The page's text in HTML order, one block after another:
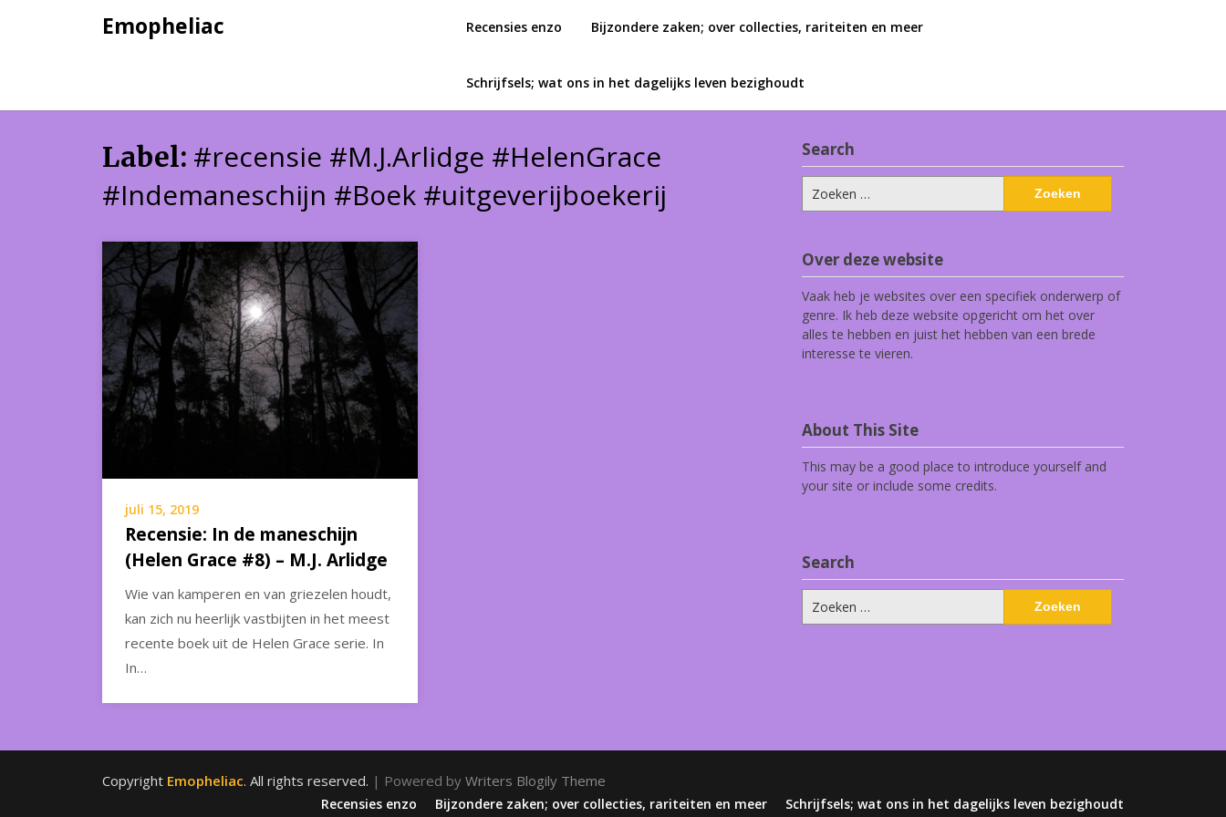
Emopheliac Recensies enzo Bijzondere zaken; over collecties, rariteiten en meer
Schrijfsels; wat ons in het dagelijks leven bezighoudt
Label: #recensie #M.J.Arlidge #HelenGrace
#Indemaneschijn #Boek #uitgeverijboekerij
juli 15, 2019
Recensie: In de maneschijn
(Helen Grace #8) – M.J. Arlidge
Wie van kamperen en van griezelen houdt,
kan zich nu heerlijk vastbijten in het meest
recente boek uit de Helen Grace serie. In
In…
Search
naar:
Over deze website
Vaak heb je websites over een specifiek onderwerp of
genre. Ik heb deze website opgericht om het over
alles te hebben en juist het hebben van een brede
interesse te vieren.
About This Site
This may be a good place to introduce yourself and
your site or include some credits.
Search
naar:
Copyright Emopheliac. All rights reserved. | Powered by Writers Blogily Theme
Recensies enzo Bijzondere zaken; over collecties, rariteiten en meer Schrijfsels; wat ons in het dagelijks leven bezighoudt